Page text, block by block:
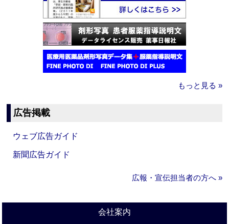
もっと見る »
広告掲載
ウェブ広告ガイド
新聞広告ガイド
広報・宣伝担当者の方へ »
会社案内